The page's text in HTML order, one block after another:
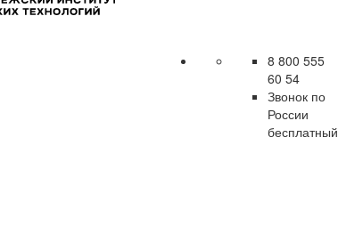
8 800 555
60 54
Звонок по
России
бесплатный